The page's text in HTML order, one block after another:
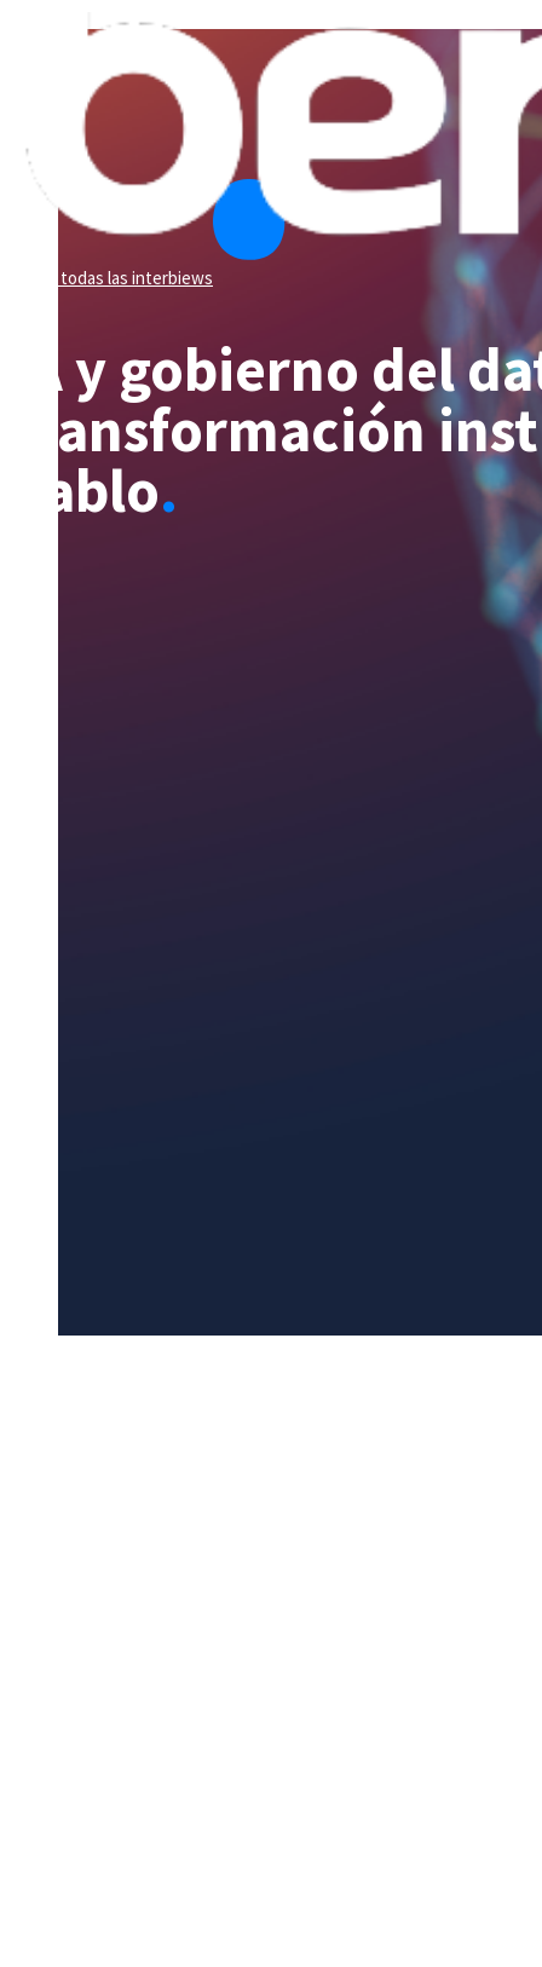
Ver todas las interbiews
IA y gobierno del
transformación
Pablo.